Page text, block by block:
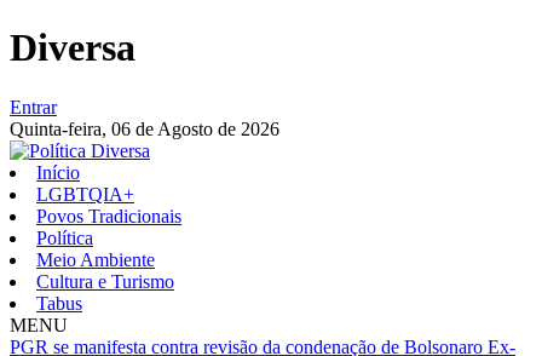
Diversa
Entrar
Quinta-feira, 06 de Agosto de 2026
Início
LGBTQIA+
Povos Tradicionais
Política
Meio Ambiente
Cultura e Turismo
Tabus
MENU
PGR se manifesta contra revisão da condenação de Bolsonaro Ex-